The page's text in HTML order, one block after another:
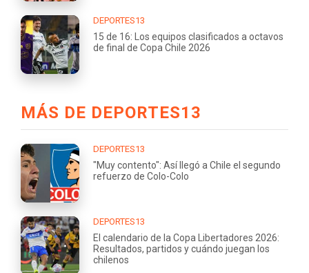
DEPORTES13
15 de 16: Los equipos clasificados a octavos
de final de Copa Chile 2026
MÁS DE DEPORTES13
DEPORTES13
"Muy contento": Así llegó a Chile el segundo
refuerzo de Colo-Colo
DEPORTES13
El calendario de la Copa Libertadores 2026:
Resultados, partidos y cuándo juegan los
chilenos